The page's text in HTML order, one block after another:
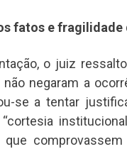
fatos e fragilidade
o juiz
não negaram a
se a tentar
“cortesia
que